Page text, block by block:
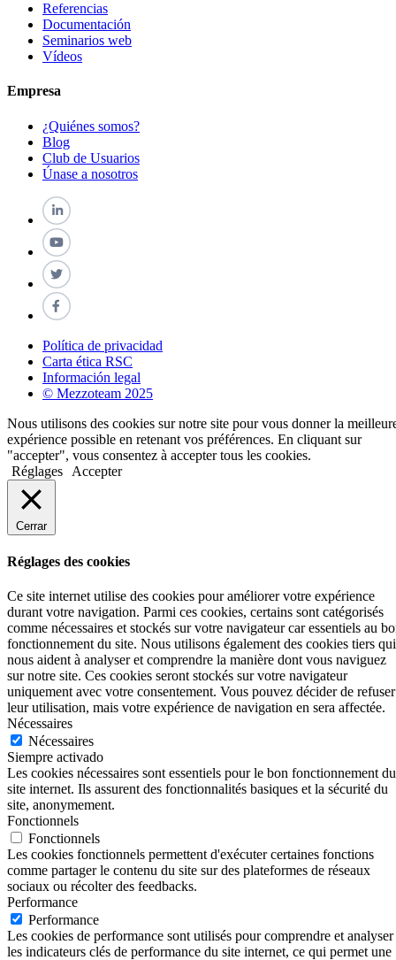
Referencias
Documentación
Seminarios web
Vídeos
Empresa
¿Quiénes somos?
Blog
Club de Usuarios
Únase a nosotros
Política de privacidad
Carta ética RSC
Información legal
© Mezzoteam 2025
Nous utilisons des cookies sur notre site pour vous donner la
expérience possible en retenant vos préférences. En cliquant sur
"accepter", vous consentez à accepter tous les cookies.
Réglages
Accepter
Cerrar
Réglages des cookies
Ce site internet utilise des cookies pour améliorer votre expérience
durant votre navigation. Parmi ces cookies, certains sont catégorisés
comme nécessaires et stockés sur votre navigateur car essentiels au
fonctionnement du site. Nous utilisons également des cookies tiers qui
nous aident à analyser et comprendre la manière dont vous naviguez
sur notre site. Ces cookies seront stockés sur votre navigateur
uniquement avec votre consentement. Vous pouvez décider de refuser
leur utilisation, mais votre expérience de navigation en sera affectée.
Nécessaires
Nécessaires
Siempre activado
Les cookies nécessaires sont essentiels pour le bon fonctionnement du
site internet. Ils assurent des fonctionnalités basiques et la sécurité du
site, anonymement.
Fonctionnels
Fonctionnels
Les cookies fonctionnels permettent d'exécuter certaines fonctions
comme partager le contenu du site sur des plateformes de réseaux
sociaux ou récolter des feedbacks.
Performance
Performance
Les cookies de performance sont utilisés pour comprendre et analyser
les indicateurs clés de performance du site internet, ce qui permet une